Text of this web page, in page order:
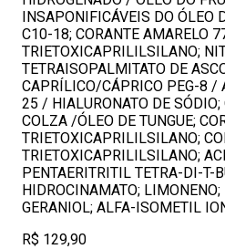
INSAPONIFICÁVEIS DO ÓLEO
C10-18; CORANTE AMARELO
TRIETOXICAPRILILSILANO;
TETRAISOPALMITATO DE
CAPRÍLICO/CÁPRICO PEG-8 /
25 / HIALURONATO DE
COLZA /ÓLEO DE TUNGUE;
TRIETOXICAPRILILSILANO;
TRIETOXICAPRILILSILANO;
PENTAERITRITIL TETRA-DI-T-
HIDROCINAMATO;
GERANIOL; ALFA-ISOMETIL
R$ 129,90